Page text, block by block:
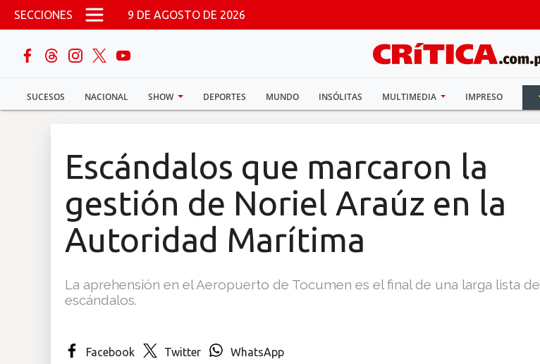
Pasar al contenido principal
SECCIONES 9 DE AGOSTO DE 2026
SUCESOS NACIONAL SHOW DEPORTES MUNDO INSÓLITAS MULTIMEDIA IMPRESO
buscar
Sucesos
Escándalos que marcaron la
gestión de Noriel Araúz en la
Autoridad Marítima
La aprehensión en el Aeropuerto de Tocumen es el final de una larga lista de
escándalos.
Facebook Twitter WhatsApp